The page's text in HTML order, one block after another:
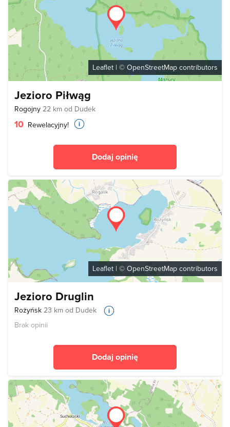
Leaflet | © OpenStreetMap contributors
Jezioro Piłwąg
Rogojny 22 km od Dudek
10 Rewelacyjny!
Dodaj opinię
Leaflet | © OpenStreetMap contributors
Jezioro Druglin
Rożyńsk 23 km od Dudek
Brak opinii
Dodaj opinię